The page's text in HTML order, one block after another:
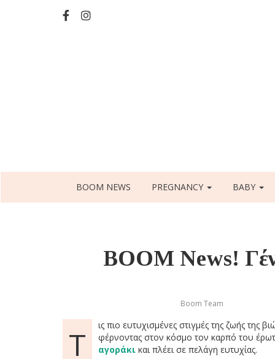
navigation
BOOM NEWS PREGNANCY BABY
BOOM News!
Boom Team
Τ
ις πιο ευτυχισμένες στιγμές της ζωής της
φέρνοντας στον κόσμο τον καρπό του
αγοράκι και πλέει σε πελάγη ευτυχίας.